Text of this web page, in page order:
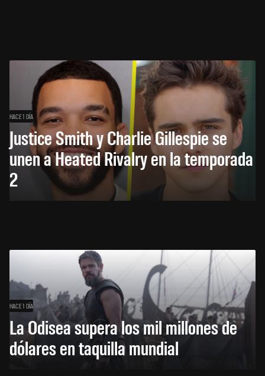
HACE 1 DÍA
Justice Smith y Charlie Gillespie se
unen a Heated Rivalry en la temporada
2
HACE 1 DÍA
La Odisea supera los mil millones de
dólares en taquilla mundial